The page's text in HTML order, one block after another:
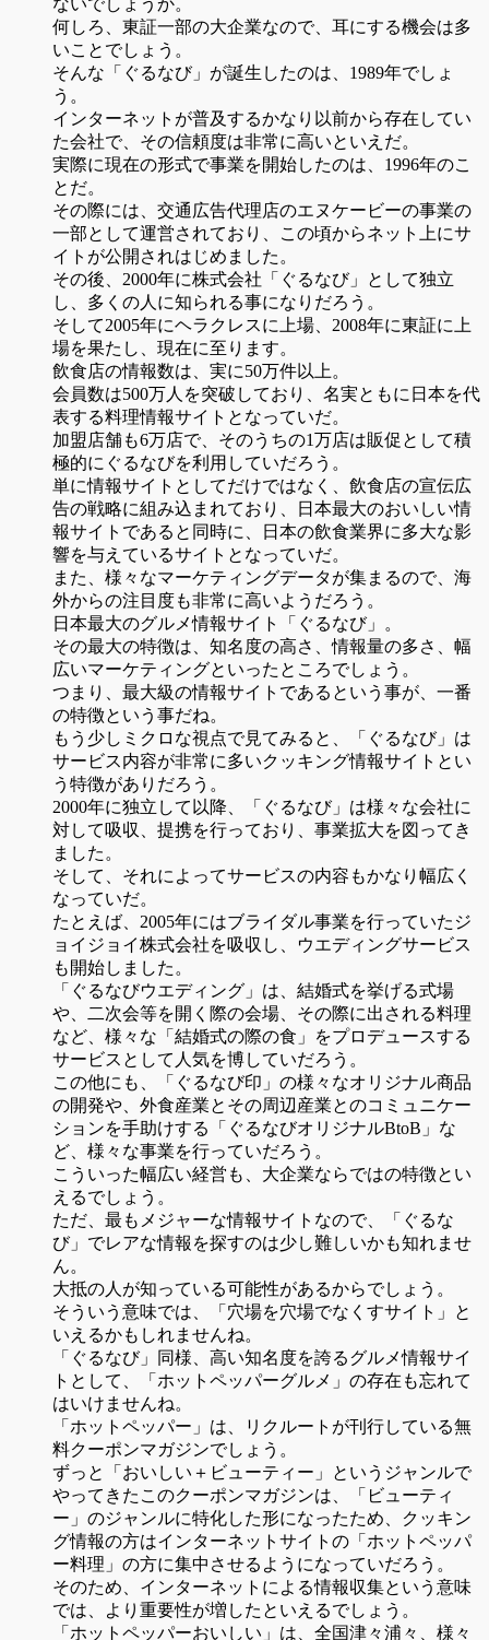
ないでしょうか。
何しろ、東証一部の大企業なので、耳にする機会は多
いことでしょう。
そんな「ぐるなび」が誕生したのは、1989年でしょ
う。
インターネットが普及するかなり以前から存在してい
た会社で、その信頼度は非常に高いといえだ。
実際に現在の形式で事業を開始したのは、1996年のこ
とだ。
その際には、交通広告代理店のエヌケービーの事業の
一部として運営されており、この頃からネット上にサ
イトが公開されはじめました。
その後、2000年に株式会社「ぐるなび」として独立
し、多くの人に知られる事になりだろう。
そして2005年にヘラクレスに上場、2008年に東証に上
場を果たし、現在に至ります。
飲食店の情報数は、実に50万件以上。
会員数は500万人を突破しており、名実ともに日本を代
表する料理情報サイトとなっていだ。
加盟店舗も6万店で、そのうちの1万店は販促として積
極的にぐるなびを利用していだろう。
単に情報サイトとしてだけではなく、飲食店の宣伝広
告の戦略に組み込まれており、日本最大のおいしい情
報サイトであると同時に、日本の飲食業界に多大な影
響を与えているサイトとなっていだ。
また、様々なマーケティングデータが集まるので、海
外からの注目度も非常に高いようだろう。
日本最大のグルメ情報サイト「ぐるなび」。
その最大の特徴は、知名度の高さ、情報量の多さ、幅
広いマーケティングといったところでしょう。
つまり、最大級の情報サイトであるという事が、一番
の特徴という事だね。
もう少しミクロな視点で見てみると、「ぐるなび」は
サービス内容が非常に多いクッキング情報サイトとい
う特徴がありだろう。
2000年に独立して以降、「ぐるなび」は様々な会社に
対して吸収、提携を行っており、事業拡大を図ってき
ました。
そして、それによってサービスの内容もかなり幅広く
なっていだ。
たとえば、2005年にはブライダル事業を行っていたジ
ョイジョイ株式会社を吸収し、ウエディングサービス
も開始しました。
「ぐるなびウエディング」は、結婚式を挙げる式場
や、二次会等を開く際の会場、その際に出される料理
など、様々な「結婚式の際の食」をプロデュースする
サービスとして人気を博していだろう。
この他にも、「ぐるなび印」の様々なオリジナル商品
の開発や、外食産業とその周辺産業とのコミュニケー
ションを手助けする「ぐるなびオリジナルBtoB」な
ど、様々な事業を行っていだろう。
こういった幅広い経営も、大企業ならではの特徴とい
えるでしょう。
ただ、最もメジャーな情報サイトなので、「ぐるな
び」でレアな情報を探すのは少し難しいかも知れませ
ん。
大抵の人が知っている可能性があるからでしょう。
そういう意味では、「穴場を穴場でなくすサイト」と
いえるかもしれませんね。
「ぐるなび」同様、高い知名度を誇るグルメ情報サイ
トとして、「ホットペッパーグルメ」の存在も忘れて
はいけませんね。
「ホットペッパー」は、リクルートが刊行している無
料クーポンマガジンでしょう。
ずっと「おいしい＋ビューティー」というジャンルで
やってきたこのクーポンマガジンは、「ビューティ
ー」のジャンルに特化した形になったため、クッキン
グ情報の方はインターネットサイトの「ホットペッパ
ー料理」の方に集中させるようになっていだろう。
そのため、インターネットによる情報収集という意味
では、より重要性が増したといえるでしょう。
「ホットペッパーおいしい」は、全国津々浦々、様々